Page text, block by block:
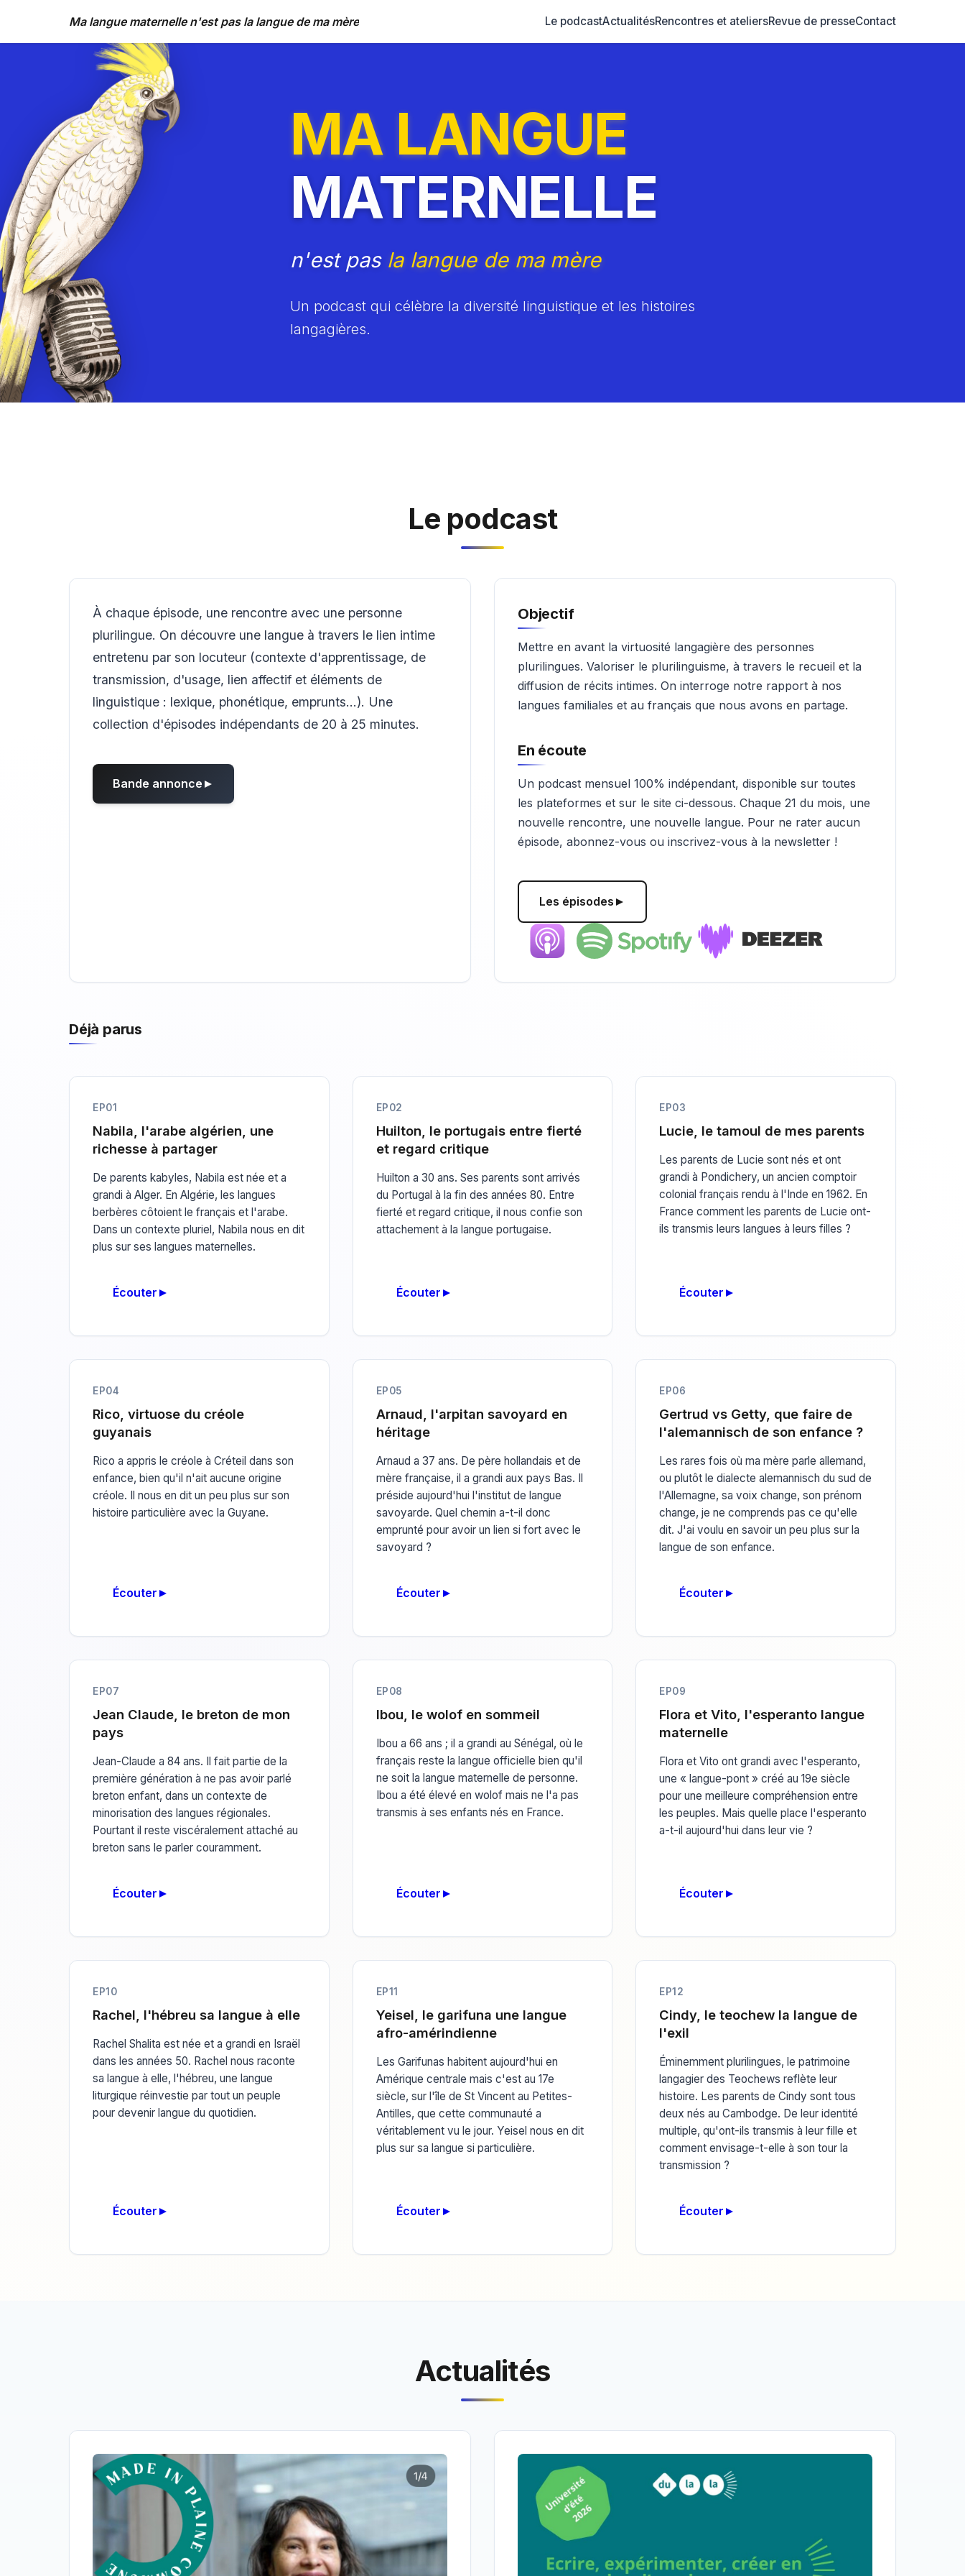
Ma langue maternelle n'est pas la langue de ma mère Le podcastActualitésRencontres et ateliersRevue de presseContact
MA LANGUE
MATERNELLE
n'est pas la langue de ma mère
Un podcast qui célèbre la diversité linguistique et les histoires
langagières.
Le podcast
À chaque épisode, une rencontre avec une personne
plurilingue. On découvre une langue à travers le lien intime
entretenu par son locuteur (contexte d'apprentissage, de
transmission, d'usage, lien affectif et éléments de
linguistique : lexique, phonétique, emprunts...). Une
collection d'épisodes indépendants de 20 à 25 minutes.
Bande annonce
Objectif
Mettre en avant la virtuosité langagière des personnes
plurilingues. Valoriser le plurilinguisme, à travers le recueil et la
diffusion de récits intimes. On interroge notre rapport à nos
langues familiales et au français que nous avons en partage.
En écoute
Un podcast mensuel 100% indépendant, disponible sur toutes
les plateformes et sur le site ci-dessous. Chaque 21 du mois, une
nouvelle rencontre, une nouvelle langue. Pour ne rater aucun
épisode, abonnez-vous ou inscrivez-vous à la newsletter !
Les épisodes
Déjà parus
EP01
Nabila, l'arabe algérien, une
richesse à partager
De parents kabyles, Nabila est née et a
grandi à Alger. En Algérie, les langues
berbères côtoient le français et l'arabe.
Dans un contexte pluriel, Nabila nous en dit
plus sur ses langues maternelles.
Écouter
EP02
Huilton, le portugais entre fierté
et regard critique
Huilton a 30 ans. Ses parents sont arrivés
du Portugal à la fin des années 80. Entre
fierté et regard critique, il nous confie son
attachement à la langue portugaise.
Écouter
EP03
Lucie, le tamoul de mes parents
Les parents de Lucie sont nés et ont
grandi à Pondichery, un ancien comptoir
colonial français rendu à l'Inde en 1962. En
France comment les parents de Lucie ont-
ils transmis leurs langues à leurs filles ?
Écouter
EP04
Rico, virtuose du créole
guyanais
Rico a appris le créole à Créteil dans son
enfance, bien qu'il n'ait aucune origine
créole. Il nous en dit un peu plus sur son
histoire particulière avec la Guyane.
Écouter
EP05
Arnaud, l'arpitan savoyard en
héritage
Arnaud a 37 ans. De père hollandais et de
mère française, il a grandi aux pays Bas. Il
préside aujourd'hui l'institut de langue
savoyarde. Quel chemin a-t-il donc
emprunté pour avoir un lien si fort avec le
savoyard ?
Écouter
EP06
Gertrud vs Getty, que faire de
l'alemannisch de son enfance ?
Les rares fois où ma mère parle allemand,
ou plutôt le dialecte alemannisch du sud de
l'Allemagne, sa voix change, son prénom
change, je ne comprends pas ce qu'elle
dit. J'ai voulu en savoir un peu plus sur la
langue de son enfance.
Écouter
EP07
Jean Claude, le breton de mon
pays
Jean-Claude a 84 ans. Il fait partie de la
première génération à ne pas avoir parlé
breton enfant, dans un contexte de
minorisation des langues régionales.
Pourtant il reste viscéralement attaché au
breton sans le parler couramment.
Écouter
EP08
Ibou, le wolof en sommeil
Ibou a 66 ans ; il a grandi au Sénégal, où le
français reste la langue officielle bien qu'il
ne soit la langue maternelle de personne.
Ibou a été élevé en wolof mais ne l'a pas
transmis à ses enfants nés en France.
Écouter
EP09
Flora et Vito, l'esperanto langue
maternelle
Flora et Vito ont grandi avec l'esperanto,
une « langue-pont » créé au 19e siècle
pour une meilleure compréhension entre
les peuples. Mais quelle place l'esperanto
a-t-il aujourd'hui dans leur vie ?
Écouter
EP10
Rachel, l'hébreu sa langue à elle
Rachel Shalita est née et a grandi en Israël
dans les années 50. Rachel nous raconte
sa langue à elle, l'hébreu, une langue
liturgique réinvestie par tout un peuple
pour devenir langue du quotidien.
Écouter
EP11
Yeisel, le garifuna une langue
afro-amérindienne
Les Garifunas habitent aujourd'hui en
Amérique centrale mais c'est au 17e
siècle, sur l'île de St Vincent au Petites-
Antilles, que cette communauté a
véritablement vu le jour. Yeisel nous en dit
plus sur sa langue si particulière.
Écouter
EP12
Cindy, le teochew la langue de
l'exil
Éminemment plurilingues, le patrimoine
langagier des Teochews reflète leur
histoire. Les parents de Cindy sont tous
deux nés au Cambodge. De leur identité
multiple, qu'ont-ils transmis à leur fille et
comment envisage-t-elle à son tour la
transmission ?
Écouter
Actualités